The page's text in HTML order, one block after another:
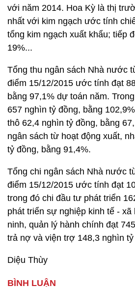
với năm 2014. Hoa Kỳ là thị
nhất với kim ngạch ước tính
tổng kim ngạch xuất khẩu; tiếp
19%...
Tổng thu ngân sách Nhà nước
điểm 15/12/2015 ước tính đạt
bằng 97,1% dự toán năm.
657 nghìn tỷ đồng, bằng
thô 62,4 nghìn tỷ đồng, bằng
ngân sách từ hoạt động xuất,
tỷ đồng, bằng 91,4%.
Tổng chi ngân sách Nhà nước
điểm 15/12/2015 ước tính đạt
trong đó chi đầu tư phát triển
phát triển sự nghiệp kinh tế - xã
ninh, quản lý hành chính đạt
trả nợ và viện trợ 148,3 nghìn
Diệu Thùy